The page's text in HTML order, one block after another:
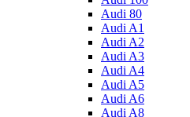
Audi 80
Audi A1
Audi A2
Audi A3
Audi A4
Audi A5
Audi A6
Audi A8